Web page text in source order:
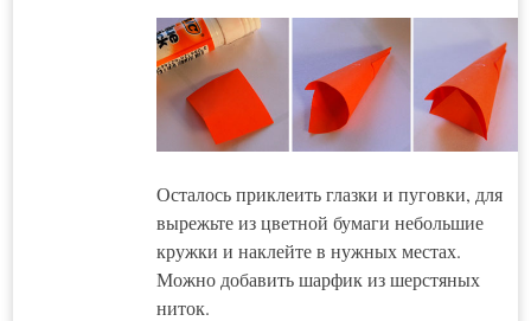
Осталось приклеить глазки и пуговки, для
вырежьте из цветной бумаги небольшие
кружки и наклейте в нужных местах.
Можно добавить шарфик из шерстяных
ниток.